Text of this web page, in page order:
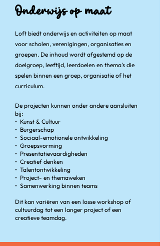
Onderwijs op maat
Loft biedt onderwijs en activiteiten op maat
voor scholen, verenigingen, organisaties en
groepen. De inhoud wordt afgestemd op de
doelgroep, leeftijd, leerdoelen en thema's die
spelen binnen een groep, organisatie of het
curriculum.
De projecten kunnen onder andere aansluiten
bij:
•⁠ ⁠Kunst & Cultuur
•⁠ ⁠Burgerschap
•⁠ ⁠Sociaal-emotionele ontwikkeling
•⁠ ⁠Groepsvorming
•⁠ ⁠Presentatievaardigheden
•⁠ ⁠Creatief denken
•⁠ ⁠Talentontwikkeling
•⁠ ⁠Project- en themaweken
•⁠ ⁠Samenwerking binnen teams
Dit kan variëren van een losse workshop of
cultuurdag tot een langer project of een
creatieve teamdag.